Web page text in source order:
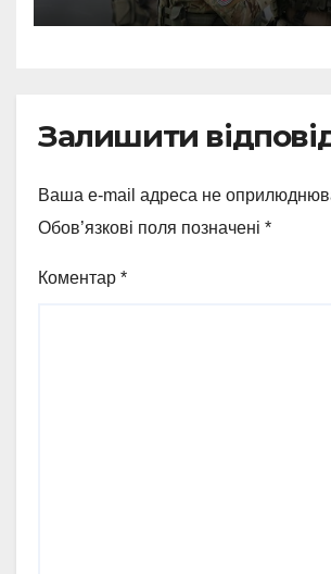
прокремлівського
Залишити
Ваша e-mail адреса не
Обов’язкові поля позначені *
Коментар *